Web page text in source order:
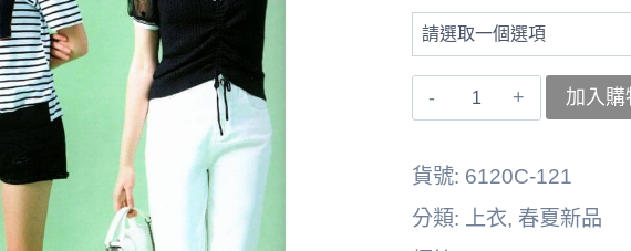
〚睿
加入購
貨號: 6120C-121
分類:
上衣, 春夏新品